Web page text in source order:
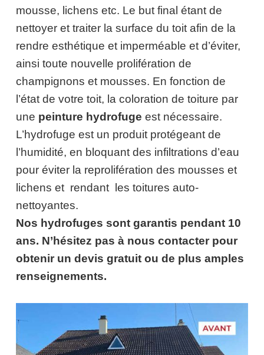
mousse, lichens etc. Le but final étant de
nettoyer et traiter la surface du toit afin de la
rendre esthétique et imperméable et d’éviter,
ainsi toute nouvelle prolifération de
champignons et mousses. En fonction de
l’état de votre toit, la coloration de toiture par
une peinture hydrofuge est nécessaire.
L’hydrofuge est un produit protégeant de
l’humidité, en bloquant des infiltrations d’eau
pour éviter la reprolifération des mousses et
lichens et rendant les toitures auto-
nettoyantes.
Nos hydrofuges sont garantis pendant 10
ans. N’hésitez pas à nous contacter pour
obtenir un devis gratuit ou de plus amples
renseignements.